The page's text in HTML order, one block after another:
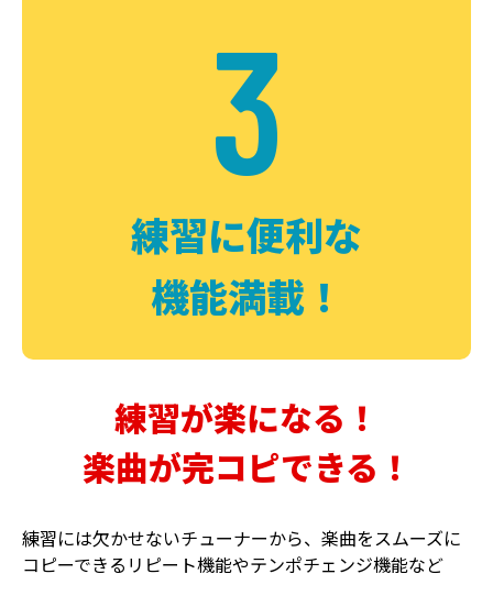
DELAY PHASER
3
練習に便利な
機能満載！
練習が楽になる！
楽曲が完コピできる！
練習には欠かせないチューナーから、楽曲をスムーズに
コピーできるリピート機能やテンポチェンジ機能など